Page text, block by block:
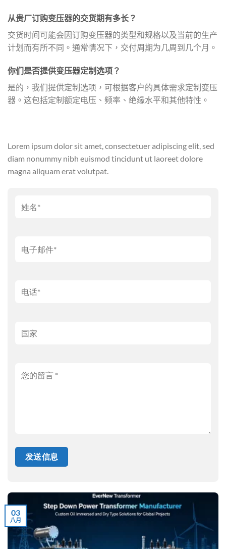
从贵厂订购变压器的交货期有多长？
交货时间可能会因订购变压器的类型和规格以及当前的生产
计划而有所不同。通常情况下，交付周期为几周到几个月。
你们是否提供变压器定制选项？
是的，我们提供定制选项，可根据客户的具体需求定制变压
器。这包括定制额定电压、频率、绝缘水平和其他特性。
Lorem ipsum dolor sit amet, consectetuer adipiscing elit, sed
diam nonummy nibh euismod tincidunt ut laoreet dolore
magna aliquam erat volutpat.
03
八月